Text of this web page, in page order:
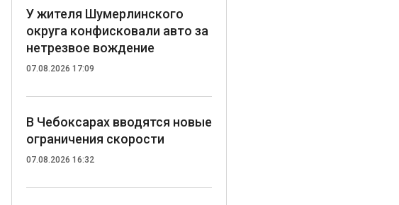
У жителя Шумерлинского
округа конфисковали авто за
нетрезвое вождение
07.08.2026 17:09
В Чебоксарах вводятся новые
ограничения скорости
07.08.2026 16:32